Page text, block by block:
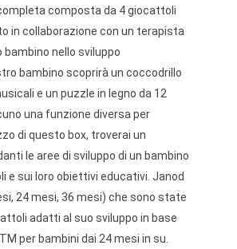
composta da 4 giocattoli
in collaborazione con un terapista
nello sviluppo
bambino scoprirà un coccodrillo
e un puzzle in legno da 12
una funzione diversa per
di questo box, troverai un
le aree di sviluppo di un bambino
e sui loro obiettivi educativi. Janod
24 mesi, 36 mesi) che sono state
adatti al suo sviluppo in base
per bambini dai 24 mesi in su.